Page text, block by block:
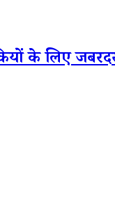
के लिए